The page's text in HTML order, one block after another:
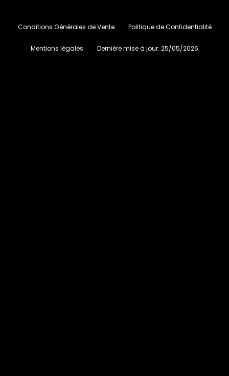
Conditions Générales de Vente Politique de Confidentialité
Mentions légales Dernière mise à jour: 25/05/2026